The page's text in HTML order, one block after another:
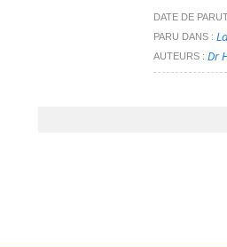
DATE DE
PARU DANS
AUTEURS Dr